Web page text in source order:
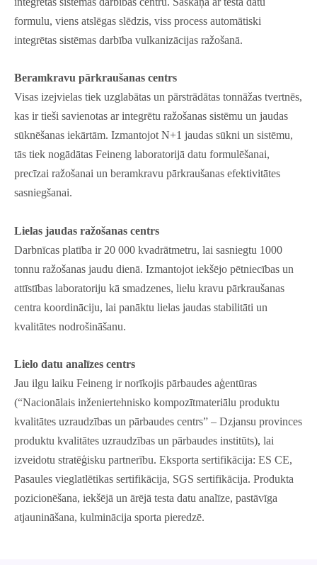
formulu, viens atslēgas slēdzis, viss process automātiski
integrētas sistēmas darbība vulkanizācijas ražošanā.
Beramkravu pārkraušanas centrs
Visas izejvielas tiek uzglabātas un pārstrādātas tonnāžas tvertnēs,
kas ir tieši savienotas ar integrētu ražošanas sistēmu un jaudas
sūknēšanas iekārtām. Izmantojot N+1 jaudas sūkni un sistēmu,
tās tiek nogādātas Feineng laboratorijā datu formulēšanai,
precīzai ražošanai un beramkravu pārkraušanas efektivitātes
sasniegšanai.
Lielas jaudas ražošanas centrs
Darbnīcas platība ir 20 000 kvadrātmetru, lai sasniegtu 1000
tonnu ražošanas jaudu dienā. Izmantojot iekšējo pētniecības un
attīstības laboratoriju kā smadzenes, lielu kravu pārkraušanas
centra koordināciju, lai panāktu lielas jaudas stabilitāti un
kvalitātes nodrošināšanu.
Lielo datu analīzes centrs
Jau ilgu laiku Feineng ir norīkojis pārbaudes aģentūras
(“Nacionālais inženiertehnisko kompozītmateriālu produktu
kvalitātes uzraudzības un pārbaudes centrs” – Dzjansu provinces
produktu kvalitātes uzraudzības un pārbaudes institūts), lai
izveidotu stratēģisku partnerību. Eksporta sertifikācija: ES CE,
Pasaules vieglatlētikas sertifikācija, SGS sertifikācija. Produkta
pozicionēšana, iekšējā un ārējā testa datu analīze, pastāvīga
atjaunināšana, kulminācija sporta pieredzē.